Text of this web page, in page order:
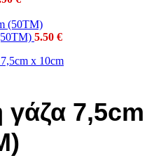
5.50 €
γάζα 7,5cm